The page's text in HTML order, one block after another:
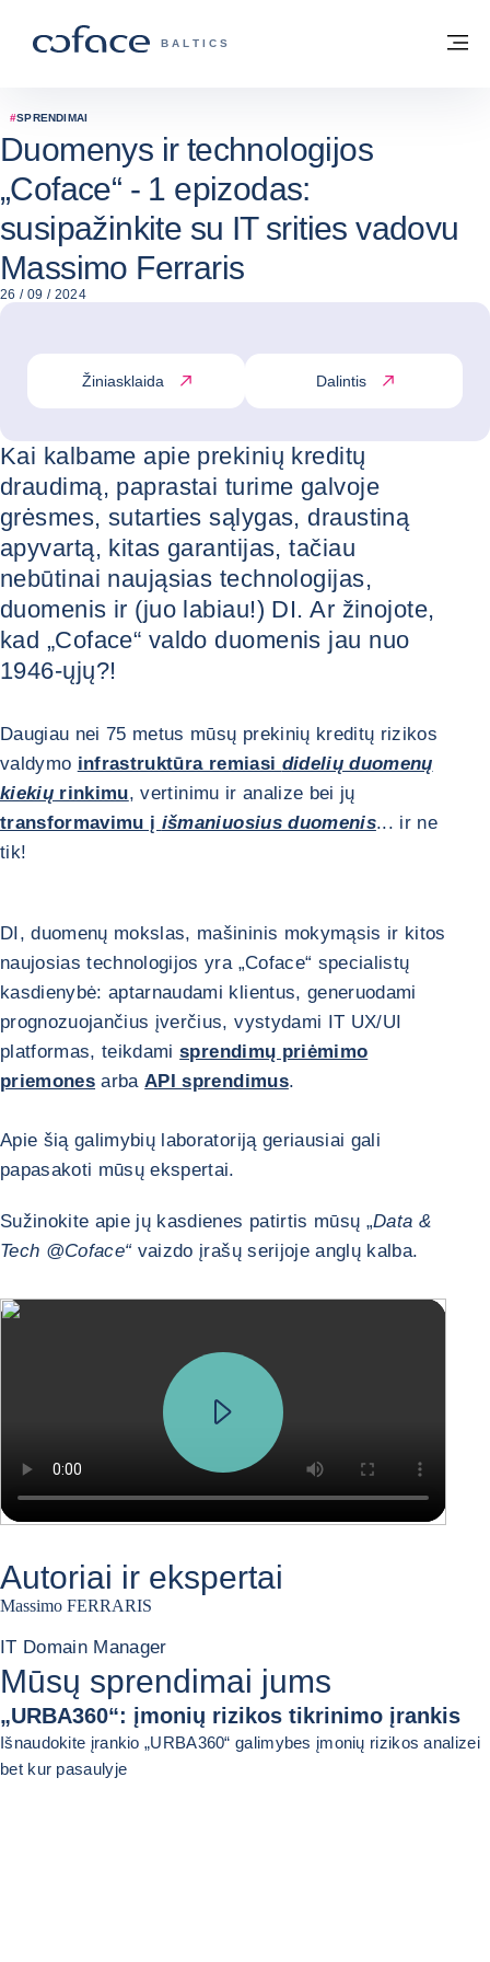
„COFACE“ FOR TRADE - GRUPĖS
BALTICS
Grįžti į pradžią
#SPRENDIMAI
Duomenys ir technologijos
„Coface“ - 1 epizodas:
susipažinkite su IT srities vadovu
Massimo Ferraris
26 / 09 / 2024
Žiniasklaida Dalintis
Kai kalbame apie prekinių kreditų
draudimą, paprastai turime galvoje
grėsmes, sutarties sąlygas, draustiną
apyvartą, kitas garantijas, tačiau
nebūtinai naująsias technologijas,
duomenis ir (juo labiau!) DI. Ar žinojote,
kad „Coface“ valdo duomenis jau nuo
1946-ųjų?!
Daugiau nei 75 metus mūsų prekinių kreditų rizikos
valdymo infrastruktūra remiasi didelių duomenų
kiekių rinkimu, vertinimu ir analize bei jų
transformavimu į išmaniuosius duomenis... ir ne
tik!
DI, duomenų mokslas, mašininis mokymąsis ir kitos
naujosias technologijos yra „Coface“ specialistų
kasdienybė: aptarnaudami klientus, generuodami
prognozuojančius įverčius, vystydami IT UX/UI
platformas, teikdamisprendimų priėmimo
priemones arbaAPI sprendimus.
Apie šią galimybių laboratoriją geriausiai gali
papasakoti mūsų ekspertai.
Sužinokite apie jų kasdienes patirtis mūsų „Data &
Tech @Coface“ vaizdo įrašų serijoje anglų kalba.
Autoriai ir ekspertai
Massimo FERRARIS
IT Domain Manager
Mūsų sprendimai jums
„URBA360“: įmonių rizikos tikrinimo įrankis
Išnaudokite įrankio „URBA360“ galimybes įmonių rizikos analizei
bet kur pasaulyje